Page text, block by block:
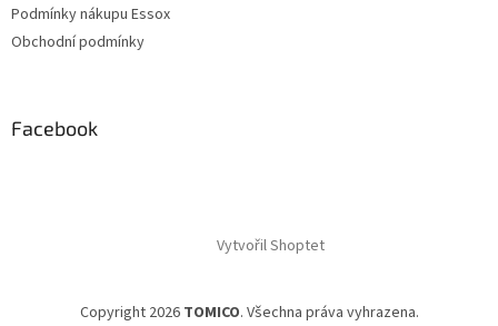
Podmínky nákupu Essox
Obchodní podmínky
Facebook
Vytvořil Shoptet
Copyright 2026 TOMICO. Všechna práva vyhrazena.